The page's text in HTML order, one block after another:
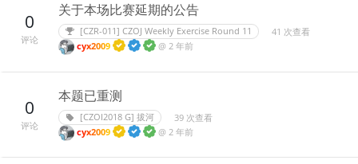
0
评论
关于本场比赛延期的公告
[CZR-011] CZOJ Weekly Exercise Round 11
41 次查看
cyx2009
@2 年前
0
评论
本题已重测
[CZOI2018 G] 拔河
39 次查看
cyx2009
@ 2 年前